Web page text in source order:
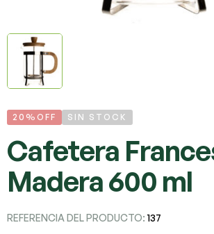
20%OFF SIN STOCK
Cafetera
Madera 600 ml
REFERENCIA DEL PRODUCTO:137